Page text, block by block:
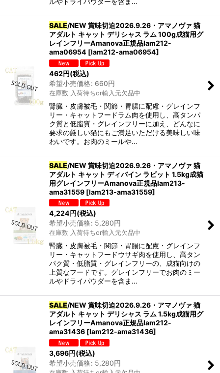
SALE/NEW 賞味切迫2026.9.26・アマノヴァ 猫
アダルト キャット デリシャス ラム 100g成猫用グ
レインフリーAmanova正規品lam212-
ama06954 [lam212-ama06954]
462円(税込)
希望小売価格: 660円
在庫数 入荷待ちor輸入元欠品中
腎臓・皮膚被毛・関節・胃腸に配慮・グレインフ
リー・キャットフードラム肉を使用し、高タンパ
ク質と低脂質・グレインフリーに加え、どんなに
要求の厳しい猫にもご満足いただける美味しい味
わいです。お肉のミールや…
SALE/NEW 賞味切迫2026.9.26・アマノヴァ 猫
アダルト キャット ディバイン ラビット 1.5kg成猫
用グレインフリーAmanova正規品lam213-
ama31559 [lam213-ama31559]
4,224円(税込)
希望小売価格: 5,280円
在庫数 入荷待ちor輸入元欠品中
腎臓・皮膚被毛・関節・胃腸に配慮・グレインフ
リー・キャットフードウサギ肉を使用し、高タン
パク質・低脂質・グレインフリーの、成猫向けの
上質なフードです。グレインフリーでお肉のミー
ルやドライパウダーを含ま…
SALE/NEW 賞味切迫2026.9.26・アマノヴァ 猫
アダルト キャット デリシャス ラム 1.5kg成猫用グ
レインフリーAmanova正規品lam212-
ama31436 [lam212-ama31436]
3,696円(税込)
希望小売価格: 5,280円